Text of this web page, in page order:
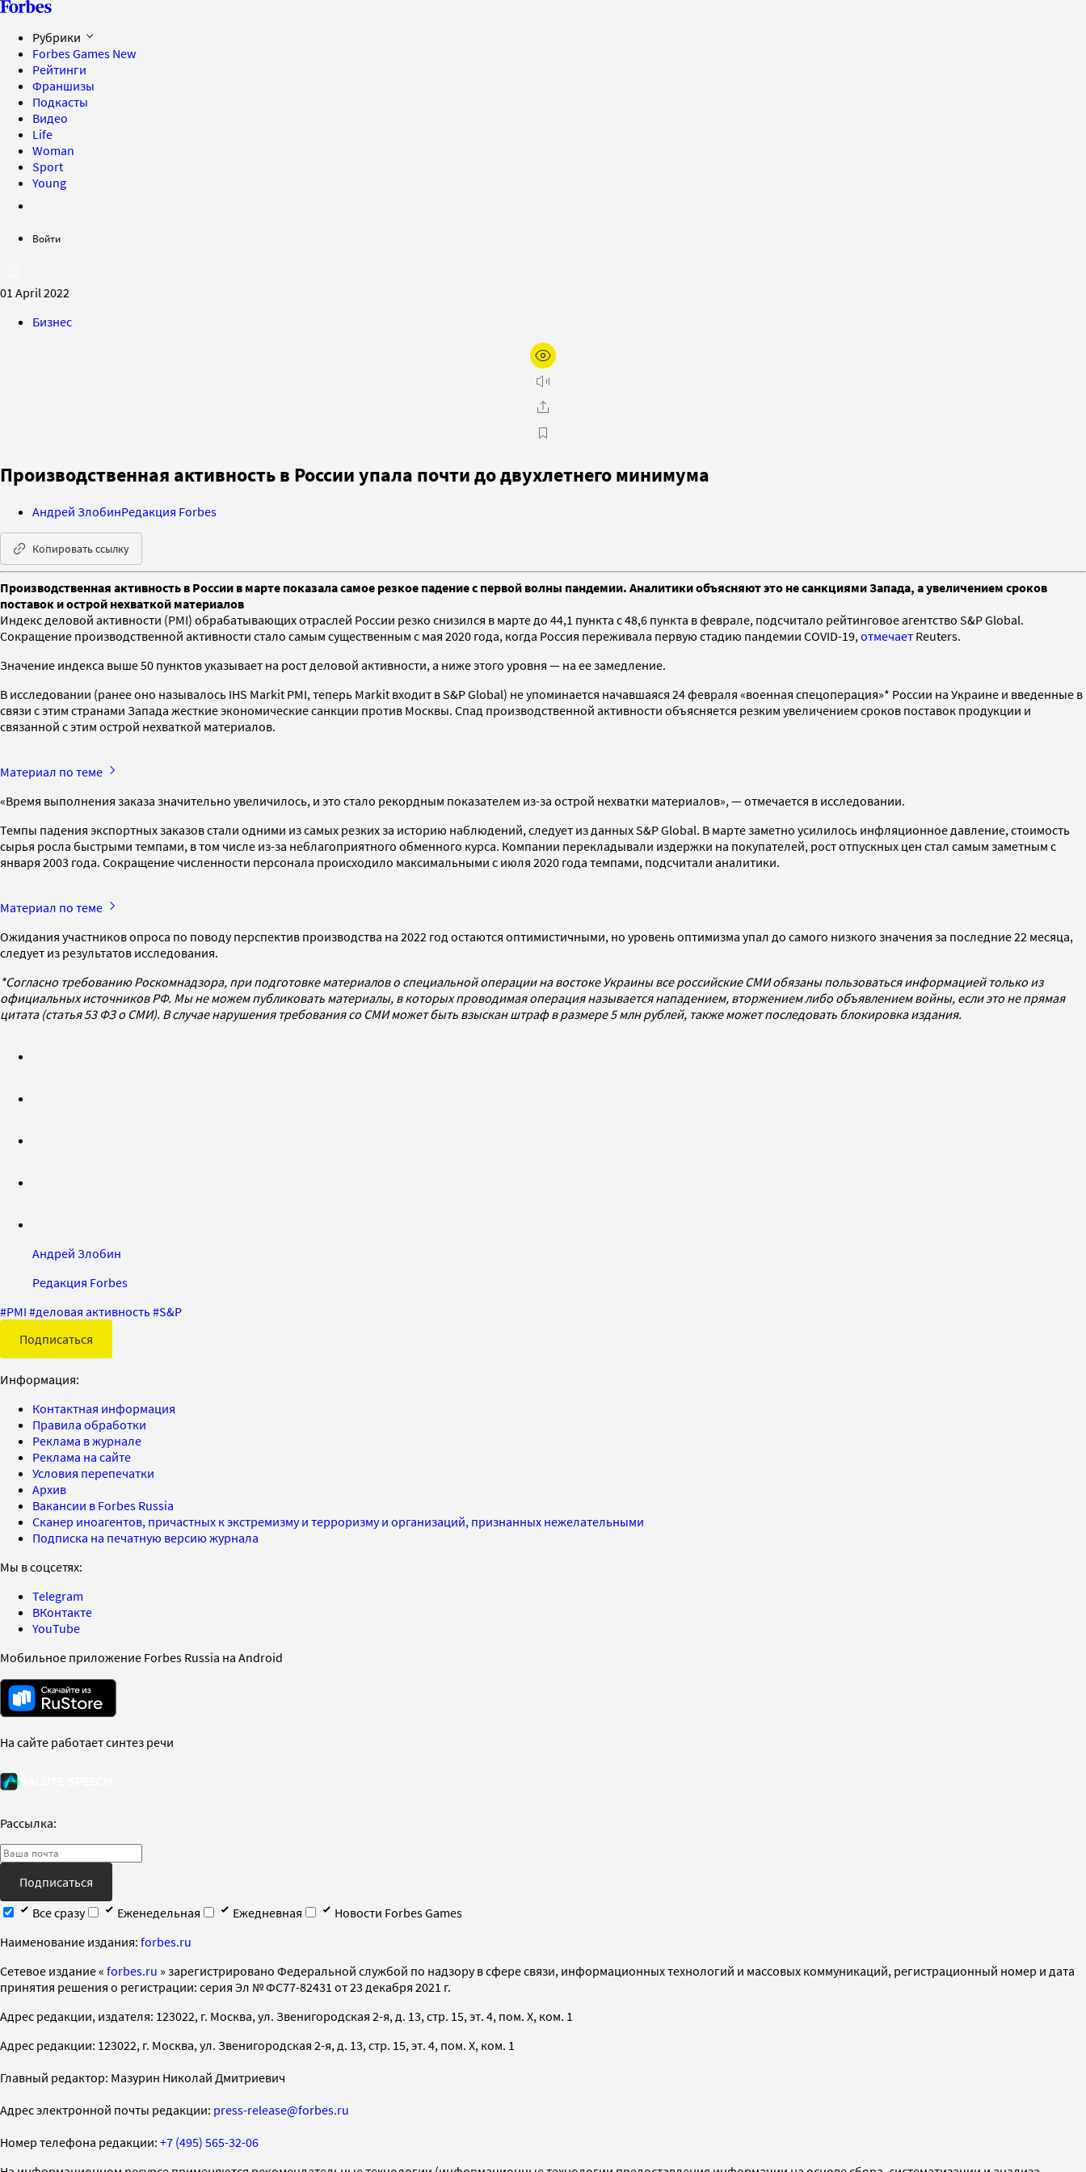
Рубрики
Forbes Games New
Рейтинги
Франшизы
Подкасты
Видео
Life
Woman
Sport
Young
Войти
01 April 2022
Бизнес
Производственная активность в России упала почти до двухлетнего минимума
Андрей ЗлобинРедакция Forbes
Копировать ссылку
Производственная активность в России в марте показала самое резкое падение с первой волны пандемии. Аналитики объясняют это не санкциями Запада, а увеличением сроков
поставок и острой нехваткой материалов
Индекс деловой активности (PMI) обрабатывающих отраслей России резко снизился в марте до 44,1 пункта с 48,6 пункта в феврале, подсчитало рейтинговое агентство S&P Global.
Сокращение производственной активности стало самым существенным с мая 2020 года, когда Россия переживала первую стадию пандемии COVID-19, отмечает Reuters.
Значение индекса выше 50 пунктов указывает на рост деловой активности, а ниже этого уровня — на ее замедление.
В исследовании (ранее оно называлось IHS Markit PMI, теперь Markit входит в S&P Global) не упоминается начавшаяся 24 февраля «военная спецоперация»* России на Украине и введенные в
связи с этим странами Запада жесткие экономические санкции против Москвы. Спад производственной активности объясняется резким увеличением сроков поставок продукции и
связанной с этим острой нехваткой материалов.
Материал по теме
«Время выполнения заказа значительно увеличилось, и это стало рекордным показателем из-за острой нехватки материалов», — отмечается в исследовании.
Темпы падения экспортных заказов стали одними из самых резких за историю наблюдений, следует из данных S&P Global. В марте заметно усилилось инфляционное давление, стоимость
сырья росла быстрыми темпами, в том числе из-за неблагоприятного обменного курса. Компании перекладывали издержки на покупателей, рост отпускных цен стал самым заметным с
января 2003 года. Сокращение численности персонала происходило максимальными с июля 2020 года темпами, подсчитали аналитики.
Материал по теме
Ожидания участников опроса по поводу перспектив производства на 2022 год остаются оптимистичными, но уровень оптимизма упал до самого низкого значения за последние 22 месяца,
следует из результатов исследования.
*Согласно требованию Роскомнадзора, при подготовке материалов о специальной операции на востоке Украины все российские СМИ обязаны пользоваться информацией только из
официальных источников РФ. Мы не можем публиковать материалы, в которых проводимая операция называется нападением, вторжением либо объявлением войны, если это не прямая
цитата (статья 53 ФЗ о СМИ). В случае нарушения требования со СМИ может быть взыскан штраф в размере 5 млн рублей, также может последовать блокировка издания.
Андрей Злобин
Редакция Forbes
#PMI #деловая активность#S&P
Подписаться
Информация:
Контактная информация
Правила обработки
Реклама в журнале
Реклама на сайте
Условия перепечатки
Архив
Вакансии в Forbes Russia
Сканер иноагентов, причастных к экстремизму и терроризму и организаций, признанных нежелательными
Подписка на печатную версию журнала
Мы в соцсетях:
Telegram
ВКонтакте
YouTube
Мобильное приложение Forbes Russia на Android
На сайте работает синтез речи
Рассылка:
Подписаться
Все сразу
Еженедельная Ежедневная
Новости Forbes Games
Наименование издания: forbes.ru
Cетевое издание « forbes.ru » зарегистрировано Федеральной службой по надзору в сфере связи, информационных технологий и массовых коммуникаций, регистрационный номер и дата
принятия решения о регистрации: серия Эл № ФС77-82431 от 23 декабря 2021 г.
Адрес редакции, издателя: 123022, г. Москва, ул. Звенигородская 2-я, д. 13, стр. 15, эт. 4, пом. X, ком. 1
Адрес редакции: 123022, г. Москва, ул. Звенигородская 2-я, д. 13, стр. 15, эт. 4, пом. X, ком. 1
Главный редактор: Мазурин Николай Дмитриевич
Адрес электронной почты редакции: press-release@forbes.ru
Номер телефона редакции: +7 (495) 565-32-06